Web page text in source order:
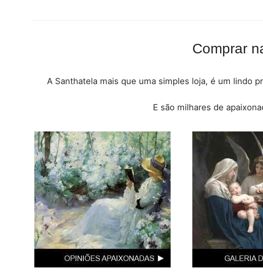
Comprar
A Santhatela mais que uma simples loja, é um lindo
E são milhares de